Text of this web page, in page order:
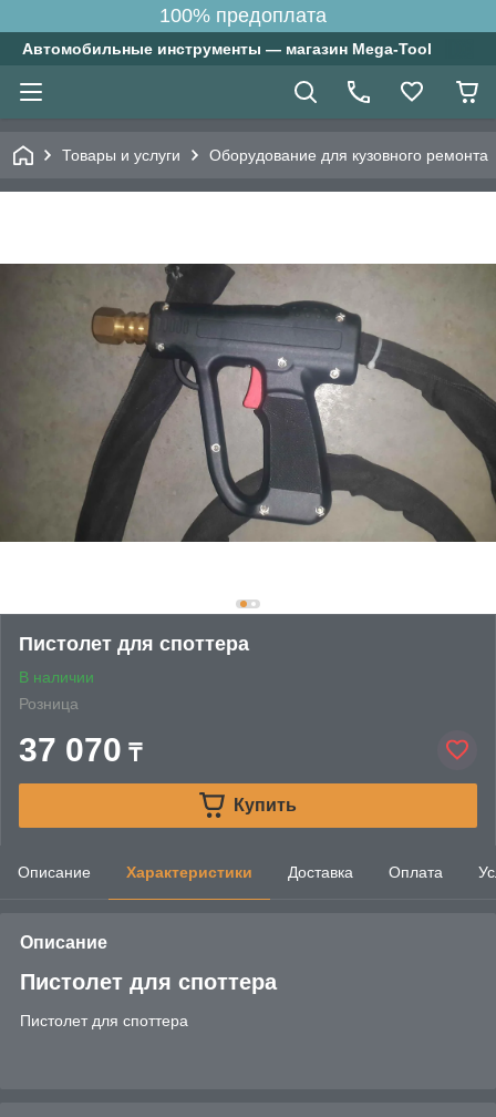
100% предоплата
Автомобильные инструменты — магазин Mega-Tool
Товары и услуги Оборудование для кузовного ремонта
Пистолет для споттера
В наличии
Розница
37 070 ₸
Купить
Описание Характеристики Доставка Оплата
Описание
Пистолет для споттера
Пистолет для споттера